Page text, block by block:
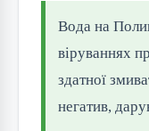
Вода на
віруваннях
здатної
негатив,